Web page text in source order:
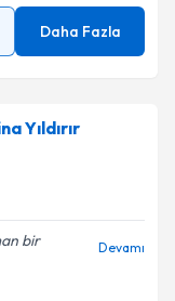
Daha Fazla
Yıldırır
bir
Devamı